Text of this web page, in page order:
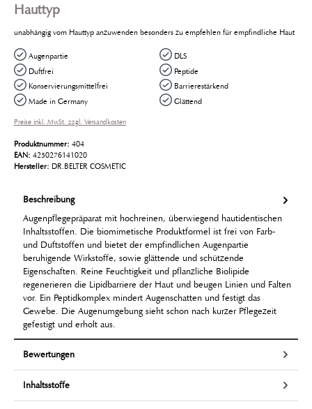
Hauttyp
unabhängig vom Hauttyp anzuwenden besonders zu empfehlen für empfindliche Haut
Augenpartie
Duftfrei
Konservierungsmittelfrei
Made in Germany
DLS
Peptide
Barrierestärkend
Glättend
Preise inkl. MwSt. zzgl. Versandkosten
Produktnummer: 404
EAN: 4250276141020
Hersteller: DR.BELTER COSMETIC
Beschreibung
Augenpflegepräparat mit hochreinen, überwiegend hautidentischen
Inhaltsstoffen. Die biomimetische Produktformel ist frei von Farb-
und Duftstoffen und bietet der empfindlichen Augenpartie
beruhigende Wirkstoffe, sowie glättende und schützende
Eigenschaften. Reine Feuchtigkeit und pflanzliche Biolipide
regenerieren die Lipidbarriere der Haut und beugen Linien und Falten
vor. Ein Peptidkomplex mindert Augenschatten und festigt das
Gewebe. Die Augenumgebung sieht schon nach kurzer Pflegezeit
gefestigt und erholt aus.
Bewertungen
Inhaltsstoffe